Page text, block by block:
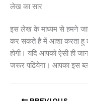
लेख का सार
इस लेख के माध्यम से हमने
कर सकते है में आशा करता हु
होगी। यदि आपको ऐसी ही
जरूर पढियेगा। आपका इस